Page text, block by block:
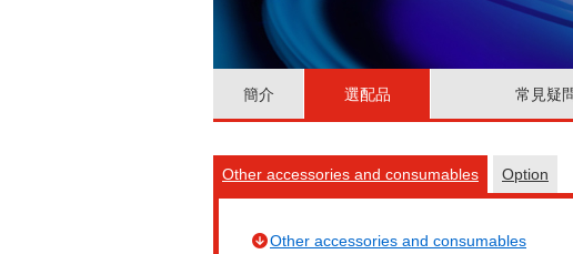
簡介 選配品 常見疑
Other accessories and consumables Option
Other accessories and consumables